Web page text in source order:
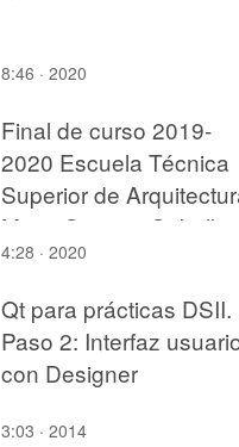
8:46 · 2020
Final de curso 2019-
2020 Escuela Técnica
Superior de
Maria Soriano Cubells.
4:28 · 2020
Qt para prácticas DSII.
Paso 2: Interfaz
con Designer
3:03 · 2014